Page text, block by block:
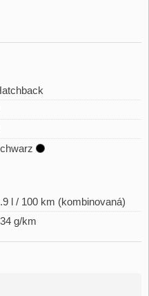
l / 100 km (kombinovaná)
g/km